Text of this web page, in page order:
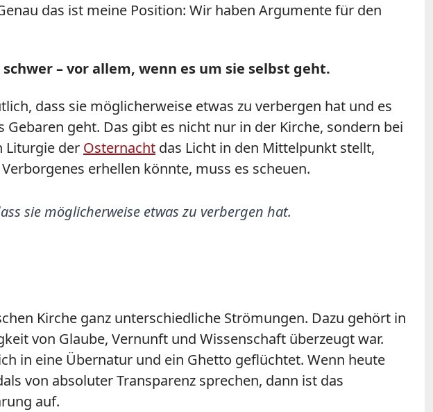
das ist meine Position: Wir haben Argumente für den
– vor allem, wenn es um sie selbst geht.
dass sie möglicherweise etwas zu verbergen hat und es
geht. Das gibt es nicht nur in der Kirche, sondern bei
Liturgie der Osternacht das Licht in den Mittelpunkt stellt,
erhellen könnte, muss es scheuen.
sie möglicherweise etwas zu verbergen hat.
Kirche ganz unterschiedliche Strömungen. Dazu gehört in
von Glaube, Vernunft und Wissenschaft überzeugt war.
in eine Übernatur und ein Ghetto geflüchtet. Wenn heute
von absoluter Transparenz sprechen, dann ist das
auf.